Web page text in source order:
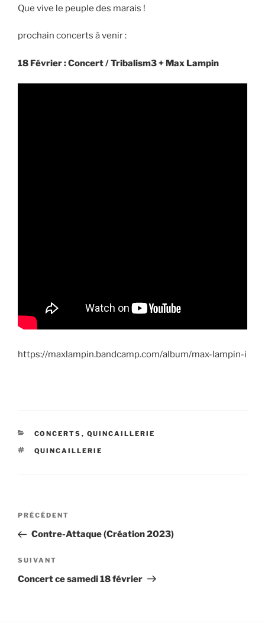
Que vive le peuple des marais !
prochain concerts à venir :
18 Février : Concert / Tribalism3 + Max Lampin
https://maxlampin.bandcamp.com/album/max-lampin-i
CATÉGORIES
CONCERTS , QUINCAILLERIE
ÉTIQUETTES
QUINCAILLERIE
Navigation
l’article
Article
précédent
PRÉCÉDENT
Contre-Attaque (Création 2023)
Article
suivant
SUIVANT
Concert ce samedi 18 février